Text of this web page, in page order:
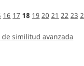
16 17 18 19 20 21 22 23
similitud avanzada